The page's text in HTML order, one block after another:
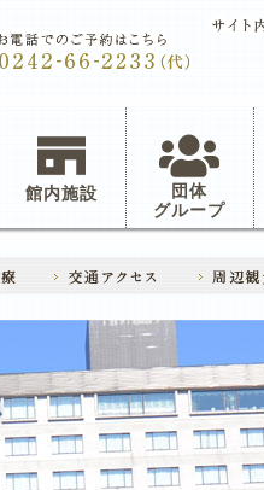
館内施設
団体
グループ